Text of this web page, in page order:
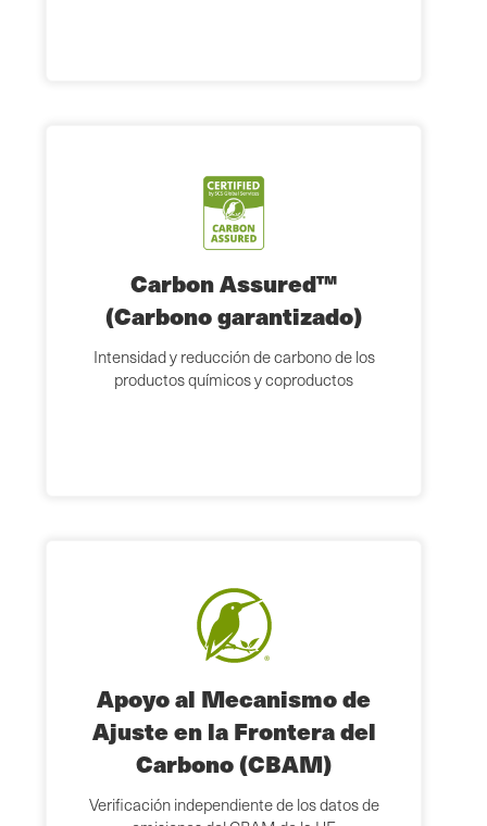
Carbon Assured™
(Carbono garantizado)
Intensidad y reducción de carbono de los
productos químicos y coproductos
Apoyo al Mecanismo de
Ajuste en la Frontera del
Carbono (CBAM)
Verificación independiente de los datos de